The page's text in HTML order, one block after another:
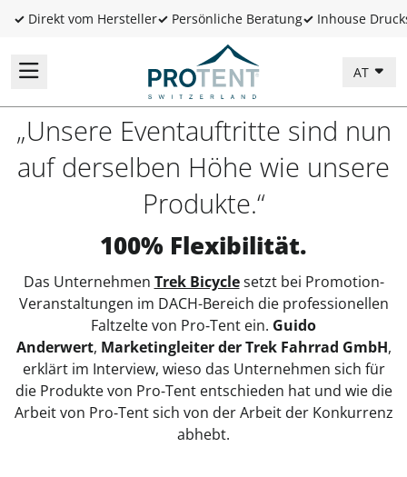
✓ Direkt vom Hersteller✓ Persönliche Beratung✓ Inhouse
AT
„Unsere Eventauftritte sind nun
auf derselben Höhe wie unsere
Produkte.“
100% Flexibilität.
Das Unternehmen Trek Bicyclesetzt bei Promotion-
Veranstaltungen im DACH-Bereich die professionellen
Faltzelte von Pro‑Tent ein. Guido
Anderwert, Marketingleiter der Trek Fahrrad GmbH,
erklärt im Interview, wieso das Unternehmen sich für
die Produkte von Pro‑Tent entschieden hat und wie die
Arbeit von Pro‑Tent sich von der Arbeit der Konkurrenz
abhebt.